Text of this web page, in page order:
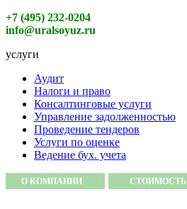
+7 (495) 232-0204
info@uralsoyuz.ru
услуги
Аудит
Налоги и право
Консалтинговые услуги
Управление задолженностью
Проведение тендеров
Услуги по оценке
Ведение бух. учета
О КОМПАНИИ СТОИМОСТЬ